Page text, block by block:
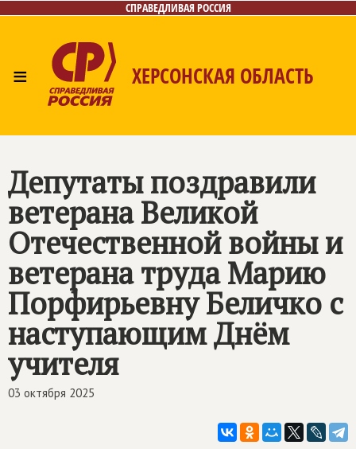
СПРАВЕДЛИВАЯ РОССИЯ
≡ ХЕРСОНСКАЯ ОБЛАСТЬ
Депутаты поздравили
ветерана Великой
Отечественной войны и
ветерана труда Марию
Порфирьевну Беличко с
наступающим Днём
учителя
03 октября 2025